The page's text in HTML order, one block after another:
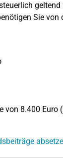
Sie
8.400